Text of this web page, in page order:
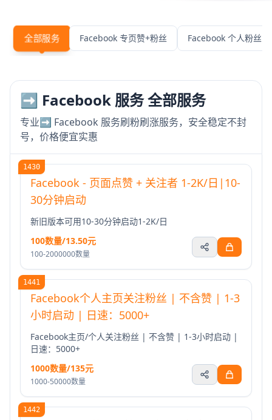
全部服务 Facebook 专页赞+粉丝 Facebook 个人粉丝
➡️ Facebook 服务 全部服务
专业➡️ Facebook 服务刷粉刷涨服务，安全稳定不封
号，价格便宜实惠
1430
Facebook - 页面点赞 + 关注者 1-2K/日|10-
30分钟启动
新旧版本可用10-30分钟启动1-2K/日
100数量/13.50元
100-2000000数量
1441
Facebook个人主页关注粉丝 | 不含赞 | 1-3
小时启动 | 日速：5000+
Facebook主页/个人关注粉丝 | 不含赞 | 1-3小时启动 |
日速：5000+
1000数量/135元
1000-50000数量
1442